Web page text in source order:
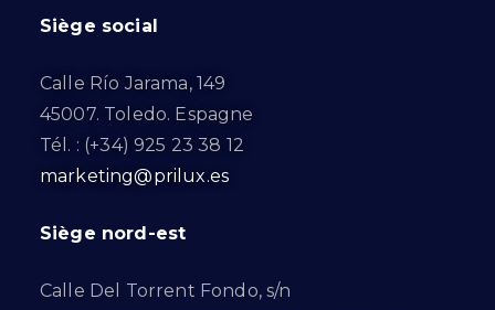
Siège social
Calle Río Jarama, 149
45007. Toledo. Espagne
Tél. : (+34) 925 23 38 12
marketing@prilux.es
Siège nord-est
Calle Del Torrent Fondo, s/n